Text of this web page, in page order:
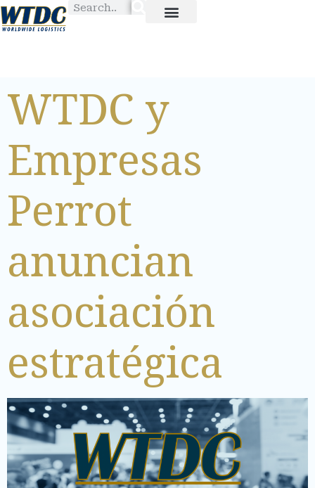
WTDC y
Empresas
Perrot
anuncian
asociación
estratégica